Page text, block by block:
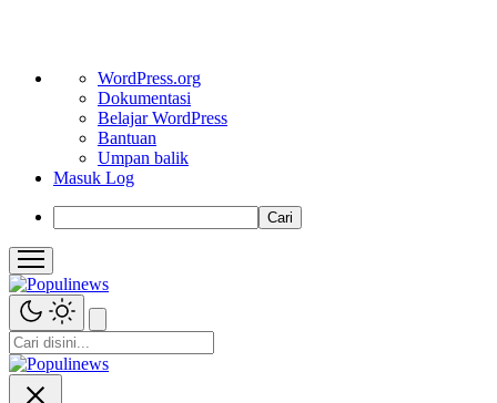
Tentang
WordPress
WordPress.org
Dokumentasi
Belajar WordPress
Bantuan
Umpan balik
Masuk Log
Cari